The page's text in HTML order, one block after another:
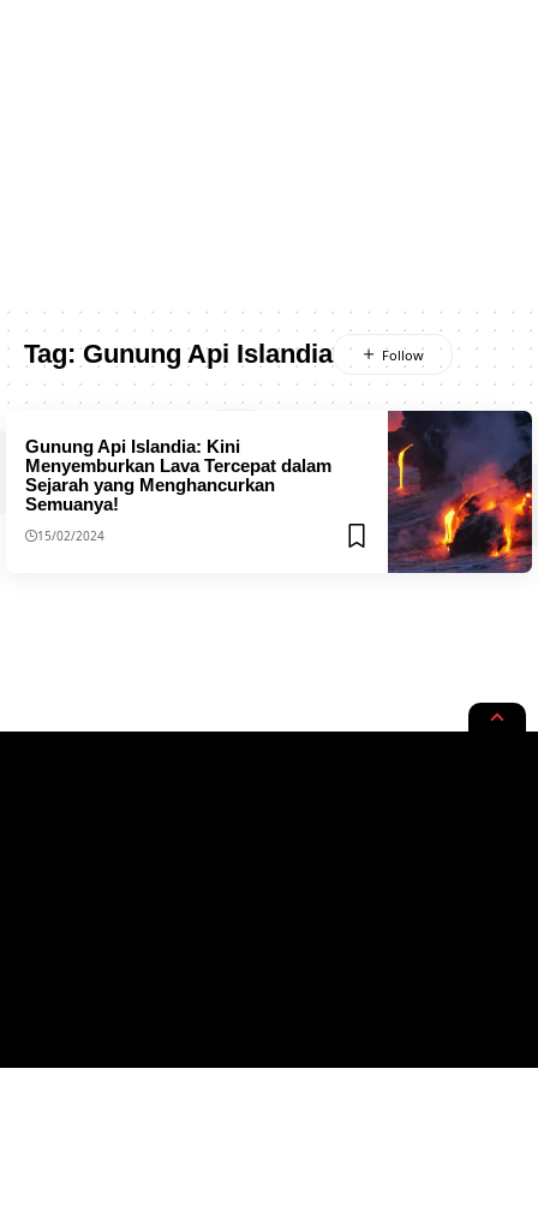
Tag:Gunung Api Islandia
Gunung Api Islandia: Kini
Menyemburkan Lava Tercepat dalam
Sejarah yang Menghancurkan
Semuanya!
15/02/2024